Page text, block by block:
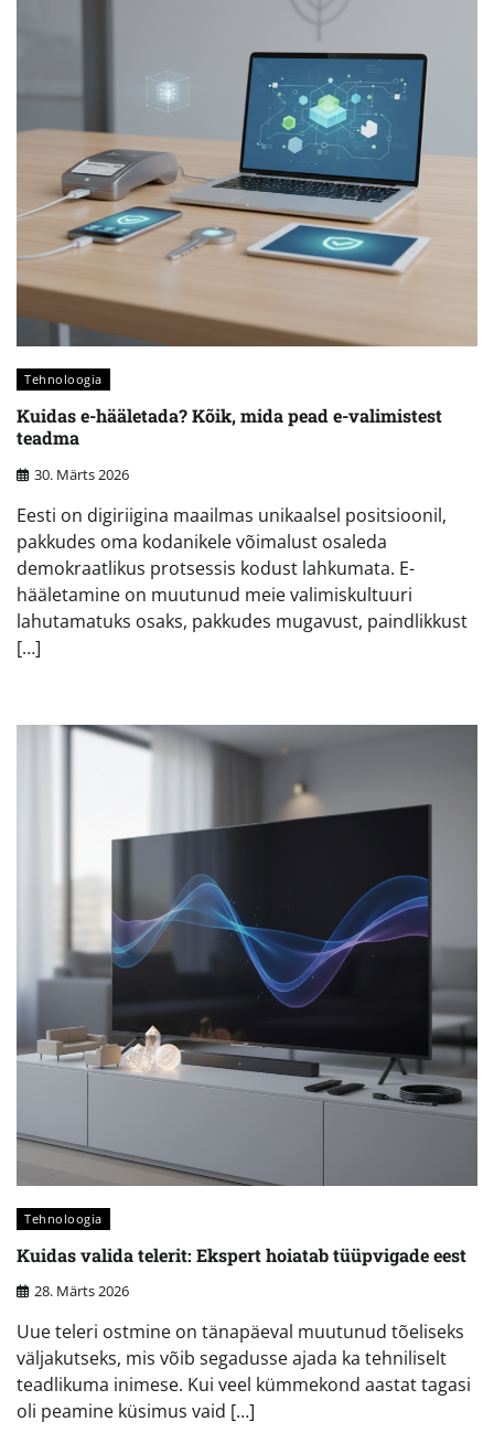
Tehnoloogia
Kuidas e-hääletada? Kõik, mida pead e-valimistest
teadma
30. Märts 2026
Eesti on digiriigina maailmas unikaalsel positsioonil,
pakkudes oma kodanikele võimalust osaleda
demokraatlikus protsessis kodust lahkumata. E-
hääletamine on muutunud meie valimiskultuuri
lahutamatuks osaks, pakkudes mugavust, paindlikkust
[…]
Tehnoloogia
Kuidas valida telerit: Ekspert hoiatab tüüpvigade eest
28. Märts 2026
Uue teleri ostmine on tänapäeval muutunud tõeliseks
väljakutseks, mis võib segadusse ajada ka tehniliselt
teadlikuma inimese. Kui veel kümmekond aastat tagasi
oli peamine küsimus vaid […]